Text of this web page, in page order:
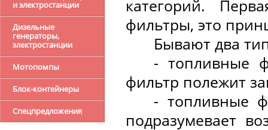
и электростанции
Дизельные
генераторы,
электростанции
Мотопомпы
Блок-контейнеры
Спецпредложения
категорий.
фильтры, это
Бывают два
- топливные
фильтр полежит
- топливные
подразумевает